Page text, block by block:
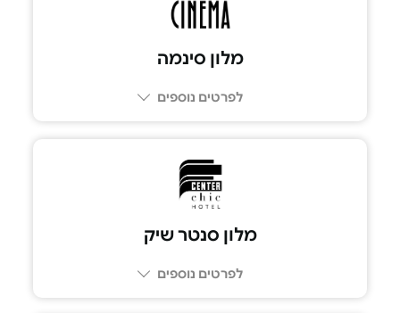
מלון סינמה
לפרטים נוספים
מלון סנטר שיק
לפרטים נוספים